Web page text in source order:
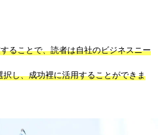
ることで、読者は自社のビジネスニー
択し、成功裡に活用することができま